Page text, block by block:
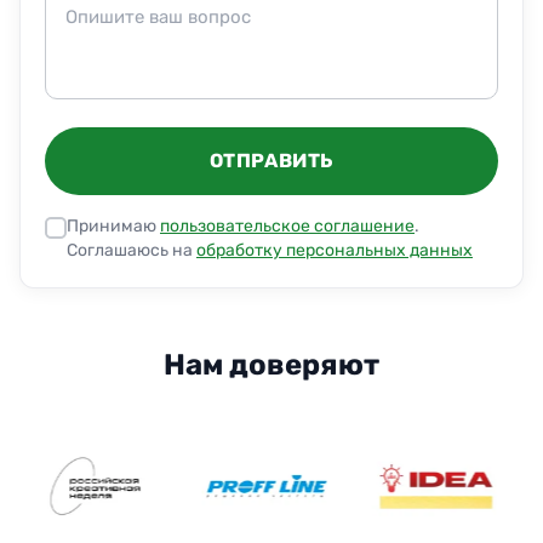
ОТПРАВИТЬ
Принимаю пользовательское соглашение.
Соглашаюсь на обработку персональных данных
Нам доверяют